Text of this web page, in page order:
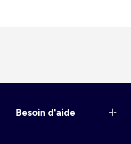
Besoin d'aide